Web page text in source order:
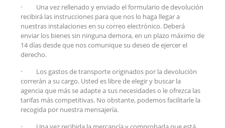
·
Una vez rellenado y enviado el formulario de devolución
recibirá las instrucciones para que nos lo haga llegar a
nuestras instalaciones en su correo electrónico. Deberá
enviar los bienes sin ninguna demora, en un plazo máximo de
14 días desde que nos comunique su deseo de ejercer el
derecho.
·
Los gastos de transporte originados por la devolución
correrán a su cargo. Usted es libre de elegir y buscar la
agencia que más se adapte a sus necesidades o le ofrezca las
tarifas más competitivas. No obstante, podemos facilitarle la
recogida por nuestra mensajería.